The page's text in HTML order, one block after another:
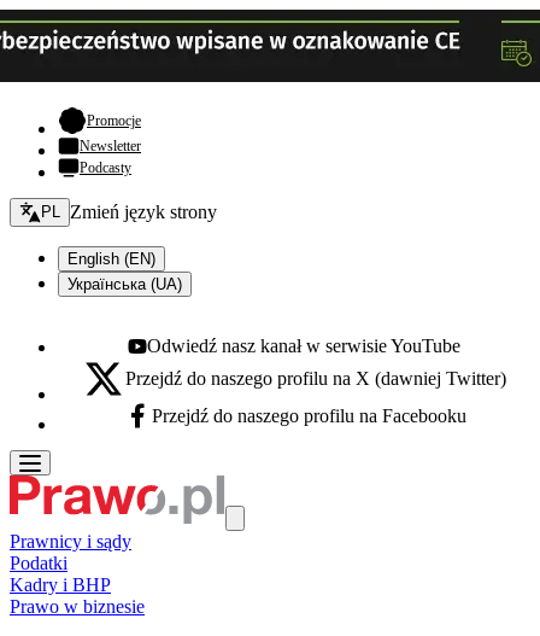
Promocje- otwiera się w nowej karcie
Newsletter
Podcasty
Zmień język - bieżący:
PL Zmień język strony
English (EN)
Українська (UA)
Youtube - otwiera się w nowej karcie
Odwiedź nasz kanał w serwisie YouTube
X - otwiera się w nowej karcie
Przejdź do naszego profilu na X (dawniej Twitter)
Facebook - otwiera się w nowej karcie
Przejdź do naszego profilu na Facebooku
Prawnicy i sądy
Podatki
Kadry i BHP
Prawo w biznesie